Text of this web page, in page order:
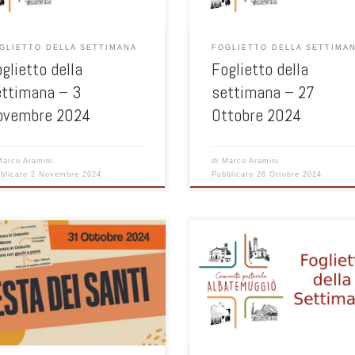
DELLA SETTIMANA
della
– 3
2024
Aramini
2 Novembre 2024
FOGLIETTO DELLA
Foglietto della
settimana – 27
Ottobre 2024
di Marco Aramini
Pubblicato26 Ottobre 2024
a tutti i PRE-ADO (Medie) e ADO